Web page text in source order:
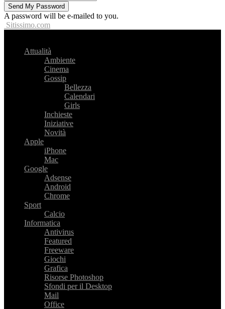
A password will be e-mailed to you.
Sitissimo.com
Attualità
Ambiente
Cinema
Gossip
Bellezza
Calendari
Girls
Inchieste
Iniziative
Novità
Apple
iPhone
Mac
Google
Adsense
Android
Chrome
Sport
Calcio
Informatica
Antivirus
Featured
Freeware
Giochi
Grafica
Risorse Photoshop
Sfondi per il Desktop
Mail
Office